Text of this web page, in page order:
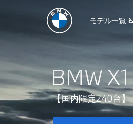
モデル一覧
BMW
【国内限定240台】